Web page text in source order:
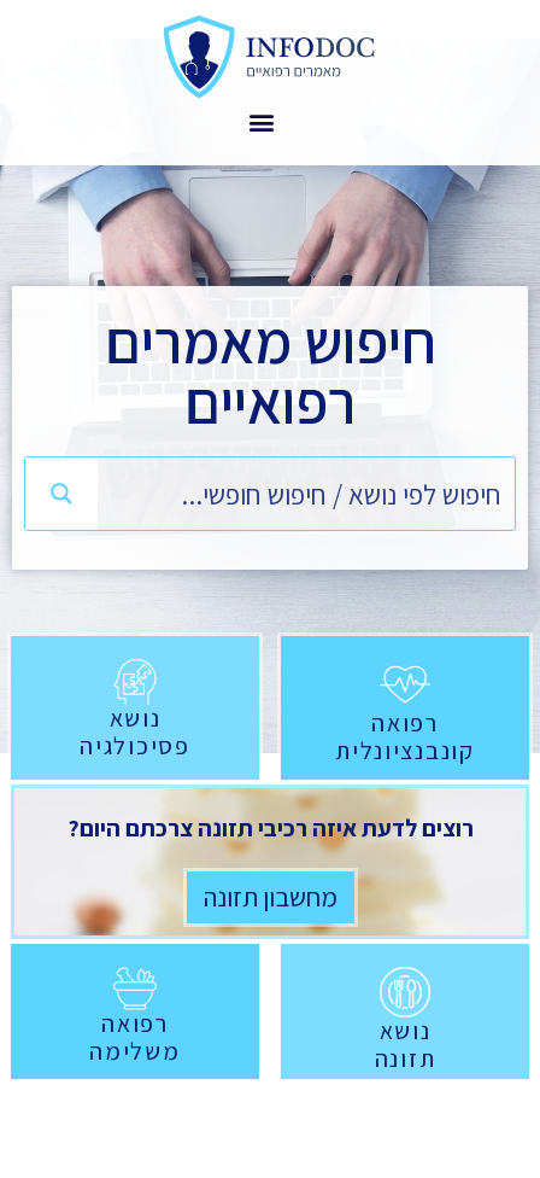
חיפוש מאמרים
רפואיים
רפואה
קונבנציונלית
נושא
פסיכולגיה
רוצים לדעת איזה רכיבי תזונה צרכתם היום?
מחשבון תזונה
נושא
תזונה
רפואה
משלימה